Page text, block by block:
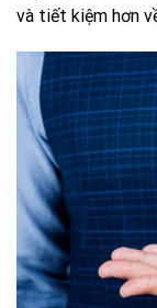
và tiết kiệm hơn